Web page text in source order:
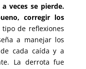
veces se pierde.
corregir los
tipo de reflexiones
a manejar los
cada caída y a
La derrota fue